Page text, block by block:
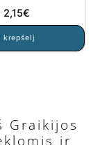
2,15€
Į krepšelį
Graikijos
ir